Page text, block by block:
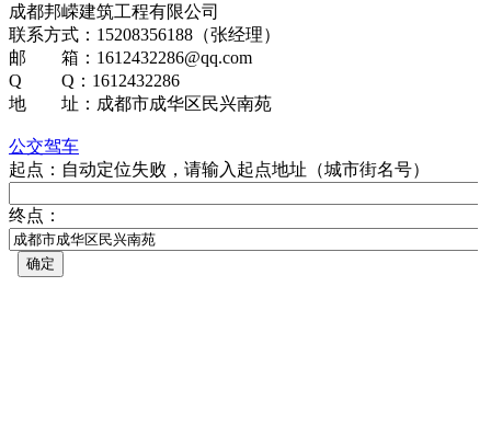
成都邦嵘建筑工程有限公司
联系方式：15208356188（张经理）
邮 箱：1612432286@qq.com
Q Q：1612432286
地 址：成都市成华区民兴南苑